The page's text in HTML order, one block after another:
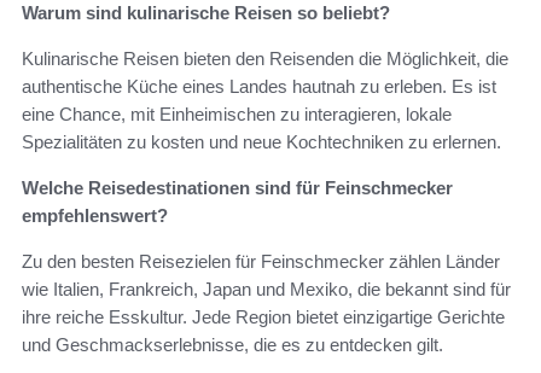
Warum sind kulinarische Reisen so beliebt?
Kulinarische Reisen bieten den Reisenden die Möglichkeit, die
authentische Küche eines Landes hautnah zu erleben. Es ist
eine Chance, mit Einheimischen zu interagieren, lokale
Spezialitäten zu kosten und neue Kochtechniken zu erlernen.
Welche Reisedestinationen sind für Feinschmecker
empfehlenswert?
Zu den besten Reisezielen für Feinschmecker zählen Länder
wie Italien, Frankreich, Japan und Mexiko, die bekannt sind für
ihre reiche Esskultur. Jede Region bietet einzigartige Gerichte
und Geschmackserlebnisse, die es zu entdecken gilt.